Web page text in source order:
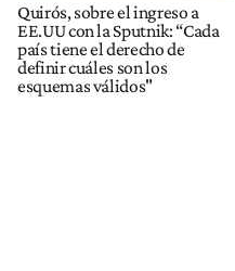
Quirós, sobre el ingreso a
EE.UU con la Sputnik: “Cada
país tiene el derecho de
definir cuáles son los
esquemas válidos"